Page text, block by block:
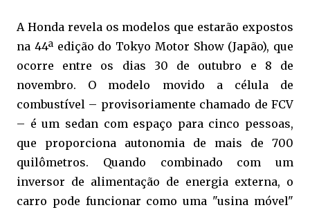
A Honda revela os modelos que estarão expostos
na 44ª edição do Tokyo Motor Show (Japão), que
ocorre entre os dias 30 de outubro e 8 de
novembro. O modelo movido a célula de
combustível – provisoriamente chamado de FCV
– é um sedan com espaço para cinco pessoas,
que proporciona autonomia de mais de 700
quilômetros. Quando combinado com um
inversor de alimentação de energia externa, o
carro pode funcionar como uma "usina móvel"